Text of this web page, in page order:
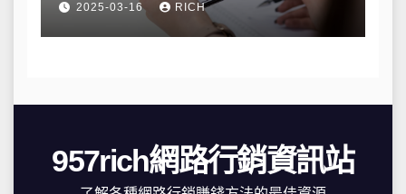
2025-03-16 RICH
957rich網路行銷資訊站